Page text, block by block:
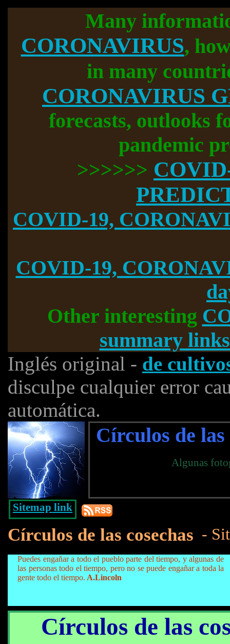
Many
CORONAVIRUS,
in many
CORONAVIRUS
forecasts, outlooks
pandemic
>>>>>>
COVID-19,
COVID-19,
Other interesting
summary
Inglés original - de
disculpe cualquier error
automática.
Círculos de
Algunas
Sitemap link
Círculos de las cosechas -
Puedes engañar a todo el pueblo parte del tiempo, y algunas de
las personas todo el tiempo, pero no se puede engañar a toda la
gente todo el tiempo. A.Lincoln
Círculos de las